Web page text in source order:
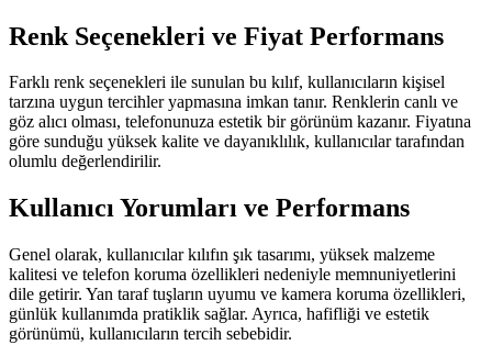
Renk Seçenekleri ve Fiyat Performans
Farklı renk seçenekleri ile sunulan bu kılıf, kullanıcıların kişisel
tarzına uygun tercihler yapmasına imkan tanır. Renklerin canlı ve
göz alıcı olması, telefonunuza estetik bir görünüm kazanır. Fiyatına
göre sunduğu yüksek kalite ve dayanıklılık, kullanıcılar tarafından
olumlu değerlendirilir.
Kullanıcı Yorumları ve Performans
Genel olarak, kullanıcılar kılıfın şık tasarımı, yüksek malzeme
kalitesi ve telefon koruma özellikleri nedeniyle memnuniyetlerini
dile getirir. Yan taraf tuşların uyumu ve kamera koruma özellikleri,
günlük kullanımda pratiklik sağlar. Ayrıca, hafifliği ve estetik
görünümü, kullanıcıların tercih sebebidir.